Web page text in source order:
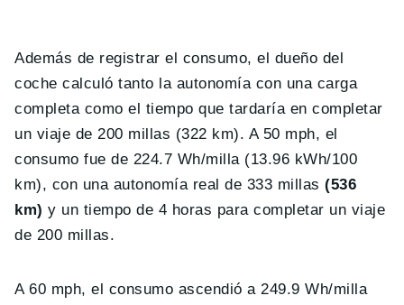
Además de registrar el consumo, el dueño del
coche calculó tanto la autonomía con una carga
completa como el tiempo que tardaría en completar
un viaje de 200 millas (322 km). A 50 mph, el
consumo fue de 224.7 Wh/milla (13.96 kWh/100
km), con una autonomía real de 333 millas(536
km) y un tiempo de 4 horas para completar un viaje
de 200 millas.
A 60 mph, el consumo ascendió a 249.9 Wh/milla